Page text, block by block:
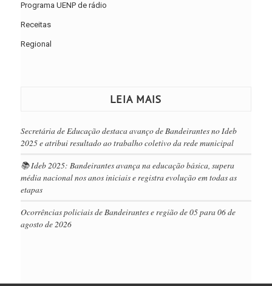
Programa UENP de rádio
Receitas
Regional
LEIA MAIS
Secretária de Educação destaca avanço de Bandeirantes no Ideb
2025 e atribui resultado ao trabalho coletivo da rede municipal
📚 Ideb 2025: Bandeirantes avança na educação básica, supera
média nacional nos anos iniciais e registra evolução em todas as
etapas
Ocorrências policiais de Bandeirantes e região de 05 para 06 de
agosto de 2026